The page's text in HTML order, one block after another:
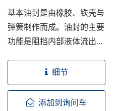
基本油封是由橡胶、铁壳与
弹簧制作而成。油封的主要
功能是阻挡内部液体流出与
脏污流入都是从油封跟轴之
间的缝隙。 标准设计的油
封被广泛运用在车辆及各式
细节
添加到询问车